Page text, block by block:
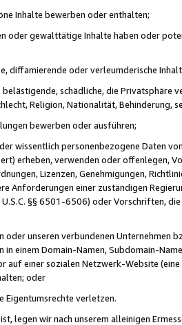
Inhalte bewerben oder enthalten;
oder gewalttätige Inhalte haben oder
diffamierende oder verleumderische
schädliche, die Privatsphäre
Religion, Nationalität, Behinderung,
bewerben oder ausführen;
wissentlich personenbezogene Daten
erheben, verwenden oder offenlegen,
Lizenzen, Genehmigungen,
Anforderungen einer zuständigen
§§ 6501-6506) oder Vorschriften,
oder unseren verbundenen Unternehmen
in einem Domain-Namen, Subdomain-
auf einer sozialen Netzwerk-Website
oder
Eigentumsrechte verletzen.
legen wir nach unserem alleinigen